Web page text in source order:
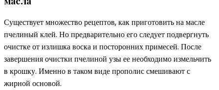
Существует множество рецептов, как приготовить на масле
пчелиный клей. Но предварительно его следует подвергнуть
очистке от излишка воска и посторонних примесей. После
завершения очистки пчелиной узы ее необходимо измельчить
в крошку. Именно в таком виде прополис смешивают с
жирной основой.